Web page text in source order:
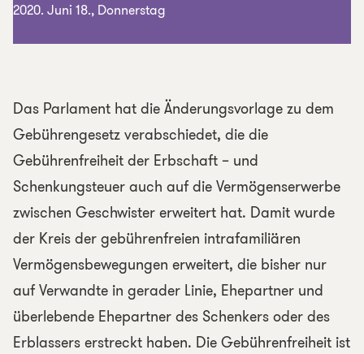
2020. Juni 18., Donnerstag
Das Parlament hat die Änderungsvorlage zu dem
Gebührengesetz verabschiedet, die die
Gebührenfreiheit der Erbschaft – und
Schenkungsteuer auch auf die Vermögenserwerbe
zwischen Geschwister erweitert hat. Damit wurde
der Kreis der gebührenfreien intrafamiliären
Vermögensbewegungen erweitert, die bisher nur
auf Verwandte in gerader Linie, Ehepartner und
überlebende Ehepartner des Schenkers oder des
Erblassers erstreckt haben. Die Gebührenfreiheit ist